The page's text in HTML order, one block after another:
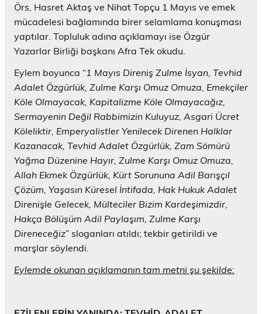
Örs, Hasret Aktaş ve Nihat Topçu 1 Mayıs ve emek
mücadelesi bağlamında birer selamlama konuşması
yaptılar. Topluluk adına açıklamayı ise Özgür
Yazarlar Birliği başkanı Afra Tek okudu.
Eylem boyunca “1 Mayıs Direniş Zulme İsyan, Tevhid
Adalet Özgürlük, Zulme Karşı Omuz Omuza, Emekçiler
Köle Olmayacak, Kapitalizme Köle Olmayacağız,
Sermayenin Değil Rabbimizin Kuluyuz, Asgari Ücret
Köleliktir, Emperyalistler Yenilecek Direnen Halklar
Kazanacak, Tevhid Adalet Özgürlük, Zam Sömürü
Yağma Düzenine Hayır, Zulme Karşı Omuz Omuza,
Allah Ekmek Özgürlük, Kürt Sorununa Adil Barışçıl
Çözüm, Yaşasın Küresel İntifada, Hak Hukuk Adalet
Direnişle Gelecek, Mülteciler Bizim Kardeşimizdir,
Hakça Bölüşüm Adil Paylaşım, Zulme Karşı
Direneceğiz” sloganları atıldı; tekbir getirildi ve
marşlar söylendi.
Eylemde okunan açıklamanın tam metni şu şekilde: